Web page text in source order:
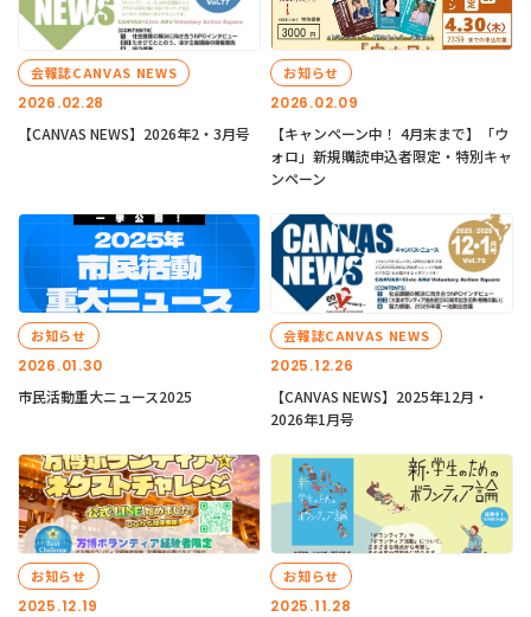
2026.02.28
会報誌CANVAS NEWS
【CANVAS NEWS】2026年2・3月号
2026.02.09
お知らせ
【キャンペーン中！ 4月末まで】「ウ
ォロ」新規購読申込者限定・特別キャ
ンペーン
2026.01.30
お知らせ
市民活動重大ニュース2025
2025.12.26
会報誌CANVAS NEWS
【CANVAS NEWS】2025年12月・
2026年1月号
2025.12.19
お知らせ
2025.11.28
お知らせ